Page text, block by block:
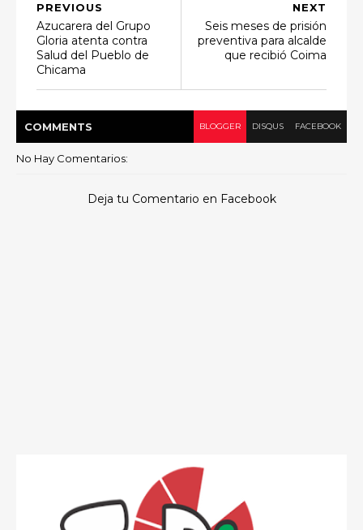
NEXT
Seis meses de prisión
preventiva para alcalde
que recibió Coima
PREVIOUS
Azucarera del Grupo
Gloria atenta contra
Salud del Pueblo de
Chicama
COMMENTS BLOGGER DISQUS FACEBOOK
No Hay Comentarios:
Deja tu Comentario en Facebook